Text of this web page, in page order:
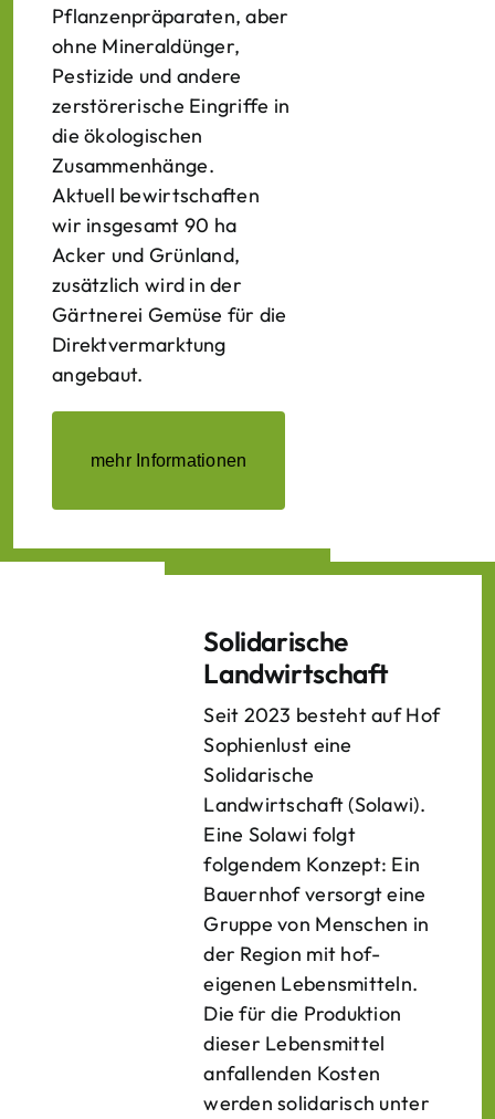
Pflanzenpräparaten, aber
ohne Mineraldünger,
Pestizide und andere
zerstörerische Eingriffe in
die ökologischen
Zusammenhänge.
Aktuell bewirtschaften
wir insgesamt 90 ha
Acker und Grünland,
zusätzlich wird in der
Gärtnerei Gemüse für die
Direktvermarktung
angebaut.
mehr Informationen
Solidarische
Landwirtschaft
Seit 2023 besteht auf Hof
Sophienlust eine
Solidarische
Landwirtschaft (Solawi).
Eine Solawi folgt
folgendem Konzept: Ein
Bauern­hof versorgt eine
Gruppe von Menschen in
der Region mit hof­
eigenen Lebens­mitteln.
Die für die Produktion
dieser Lebens­mittel
anfallenden Kosten
werden solidarisch unter